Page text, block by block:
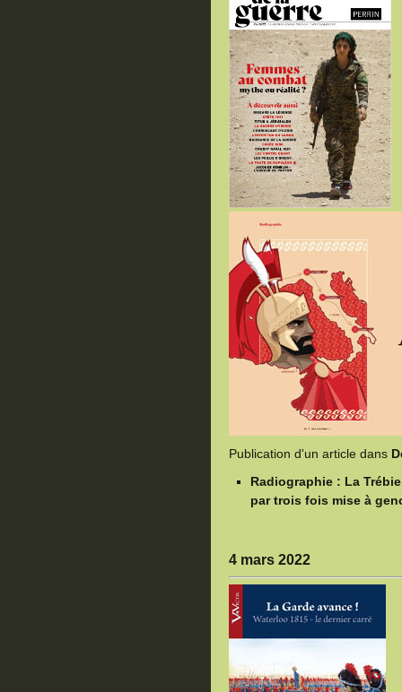
Publication d'un article dans
Radiographie : La
par trois fois mise à
4 mars 2022